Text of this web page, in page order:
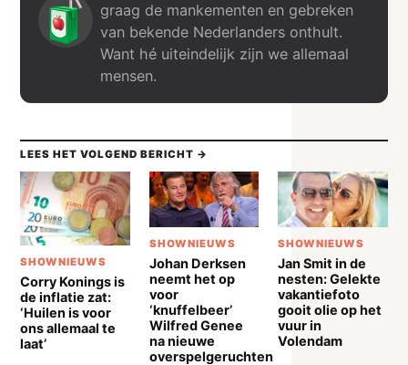
graag de mankementen en gebreken
van bekende Nederlanders onthult.
Want hé uiteindelijk zijn we allemaal
mensen.
LEES HET VOLGEND BERICHT →
SHOWNIEUWS
Corry Konings is
de inflatie zat:
‘Huilen is voor
ons allemaal te
laat’
SHOWNIEUWS
Johan Derksen
neemt het op
voor
‘knuffelbeer’
Wilfred Genee
na nieuwe
overspelgeruchten
SHOWNIEUWS
Jan Smit in de
nesten: Gelekte
vakantiefoto
gooit olie op het
vuur in
Volendam